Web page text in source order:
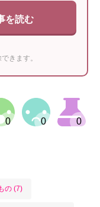
を読む
きます。
の (7)